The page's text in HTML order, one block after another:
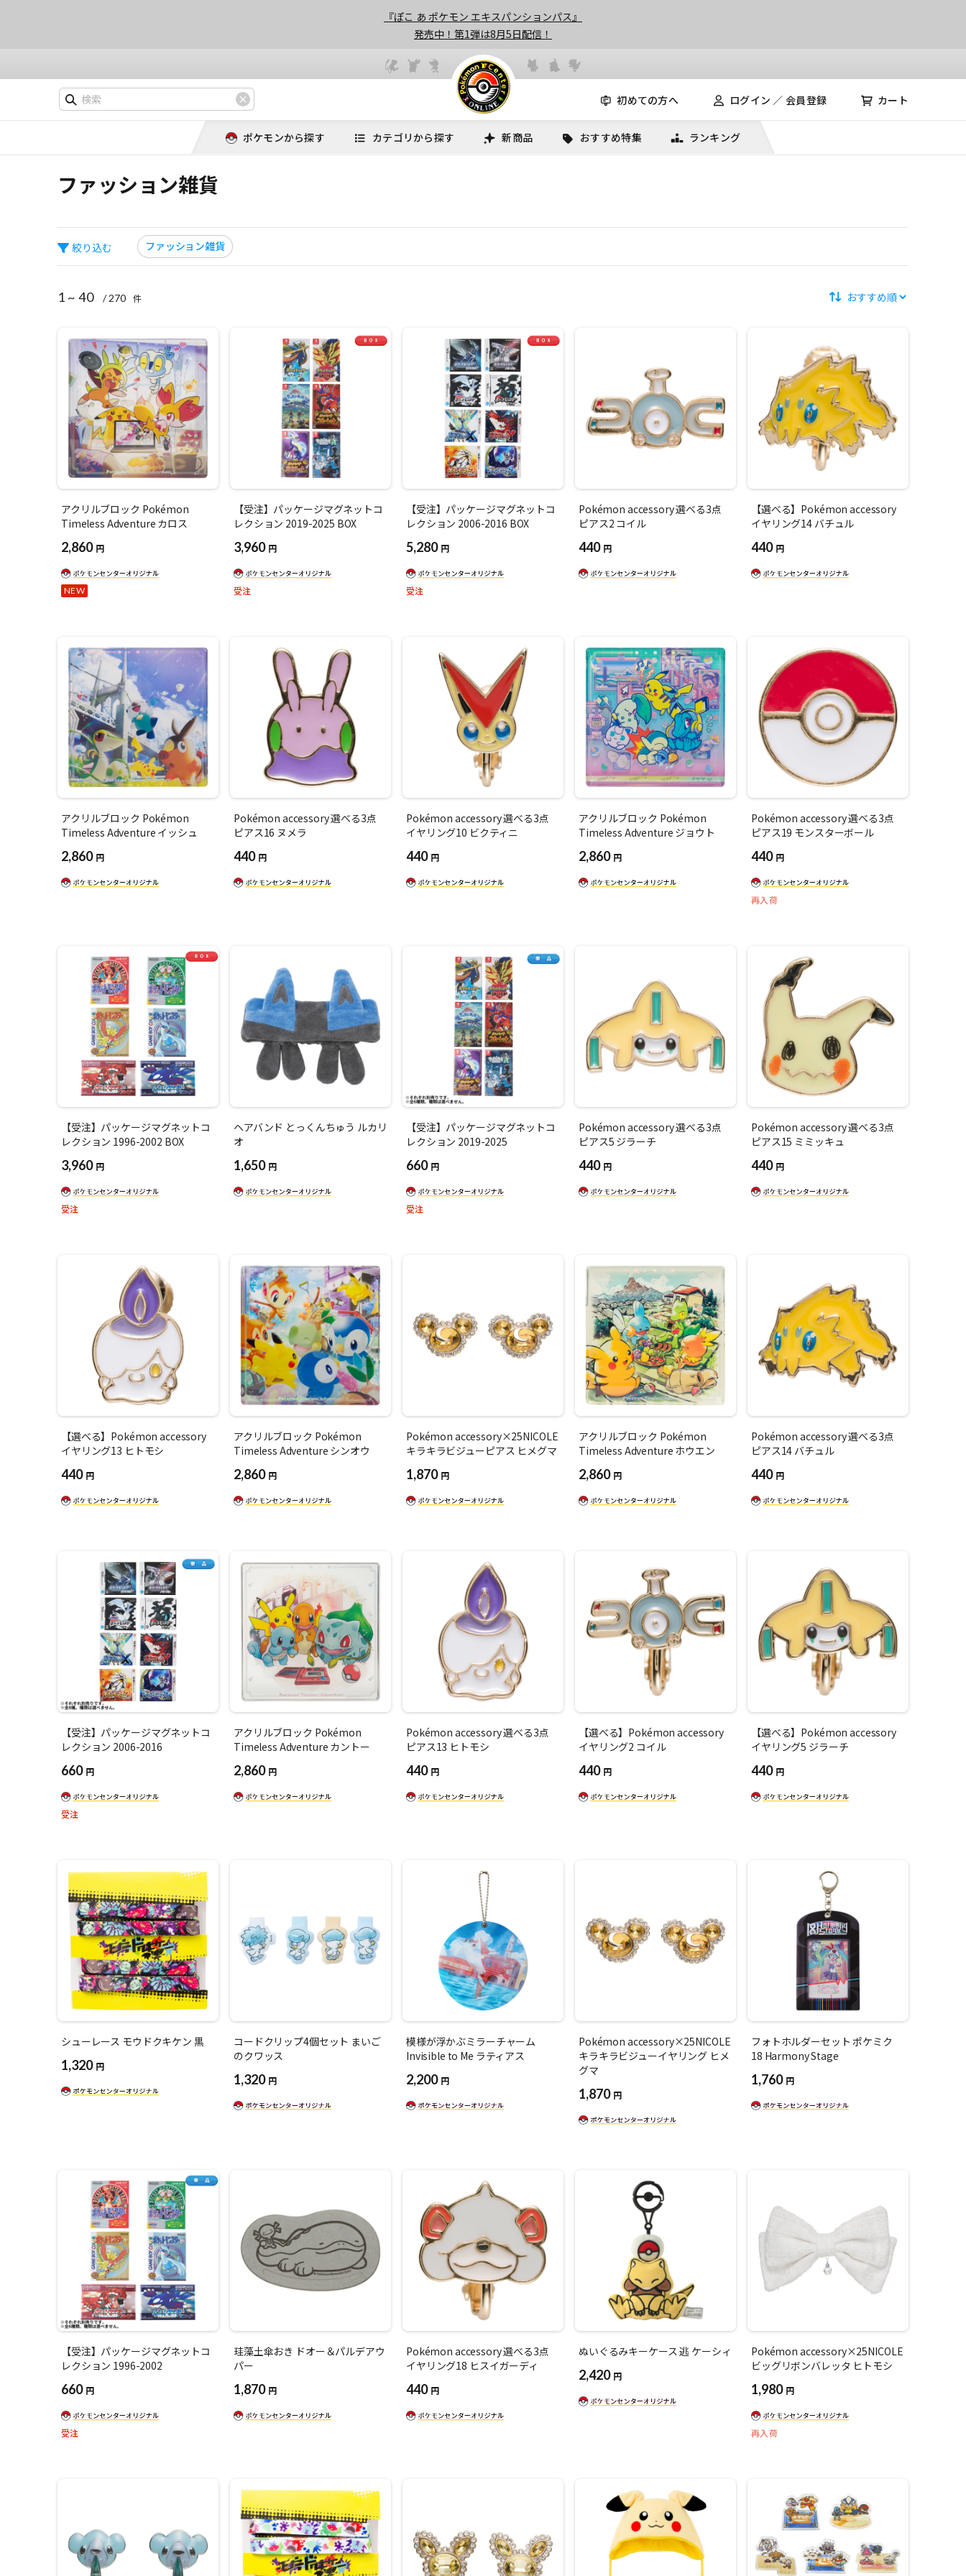
『ぽこ あ ポケモン エキスパンションパス』
発売中！第1弾は8月5日配信！
初めての方へ ログイン ／ 会員登録 カート
ポケモンから探す カテゴリから探す 新商品 おすすめ特集 ランキング
ファッション雑貨
絞り込む ファッション雑貨
1 ~ 40 / 270 件
アクリルブロック Pokémon
Timeless Adventure カロス
2,860 円
NEW
【受注】パッケージマグネットコ
レクション 2019-2025 BOX
3,960 円
受注
【受注】パッケージマグネットコ
レクション 2006-2016 BOX
5,280 円
受注
Pokémon accessory 選べる3点
ピアス2 コイル
440 円
【選べる】Pokémon accessory
イヤリング14 バチュル
440 円
アクリルブロック Pokémon
Timeless Adventure イッシュ
2,860 円
Pokémon accessory 選べる3点
ピアス16 ヌメラ
440 円
Pokémon accessory 選べる3点
イヤリング10 ビクティニ
440 円
アクリルブロック Pokémon
Timeless Adventure ジョウト
2,860 円
Pokémon accessory 選べる3点
ピアス19 モンスターボール
440 円
再入荷
【受注】パッケージマグネットコ
レクション 1996-2002 BOX
3,960 円
受注
ヘアバンド とっくんちゅう ルカリ
オ
1,650 円
【受注】パッケージマグネットコ
レクション 2019-2025
660 円
受注
Pokémon accessory 選べる3点
ピアス5 ジラーチ
440 円
Pokémon accessory 選べる3点
ピアス15 ミミッキュ
440 円
【選べる】Pokémon accessory
イヤリング13 ヒトモシ
440 円
アクリルブロック Pokémon
Timeless Adventure シンオウ
2,860 円
Pokémon accessory×25NICOLE
キラキラビジューピアス ヒメグマ
1,870 円
アクリルブロック Pokémon
Timeless Adventure ホウエン
2,860 円
Pokémon accessory 選べる3点
ピアス14 バチュル
440 円
【受注】パッケージマグネットコ
レクション 2006-2016
660 円
受注
アクリルブロック Pokémon
Timeless Adventure カントー
2,860 円
Pokémon accessory 選べる3点
ピアス13 ヒトモシ
440 円
【選べる】Pokémon accessory
イヤリング2 コイル
440 円
【選べる】Pokémon accessory
イヤリング5 ジラーチ
440 円
シューレース モウドクキケン 黒
1,320 円
コードクリップ4個セット まいご
のクワッス
1,320 円
模様が浮かぶミラーチャーム
Invisible to Me ラティアス
2,200 円
Pokémon accessory×25NICOLE
キラキラビジューイヤリング ヒメ
グマ
1,870 円
フォトホルダーセット ポケミク
18 Harmony Stage
1,760 円
【受注】パッケージマグネットコ
レクション 1996-2002
660 円
受注
珪藻土傘おき ドオー＆パルデアウ
パー
1,870 円
Pokémon accessory 選べる3点
イヤリング18 ヒスイガーディ
440 円
ぬいぐるみキーケース 逃 ケーシィ
2,420 円
Pokémon accessory×25NICOLE
ビッグリボンバレッタ ヒトモシ
1,980 円
再入荷